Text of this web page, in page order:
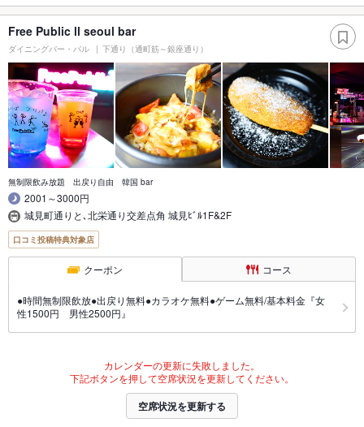
Free Public ll seoul bar
ダイニングバー・バル 下通り（通町筋～銀座通り）
無制限飲み放題 出戻り自由 韓国 bar
2001～3000円
城見町通りと､北栄通り交差点角 城見ﾋﾞﾙ1F&2F
口コミ投稿特典対象店
クーポン コース
●時間無制限飲放●出戻り無料●カラオケ無料●ゲーム無料/基本料金『女
性1500円 男性2500円』
カレンダーの更新に失敗しました。
下記ボタンを押して空席状況を更新してください。
空席状況を更新する